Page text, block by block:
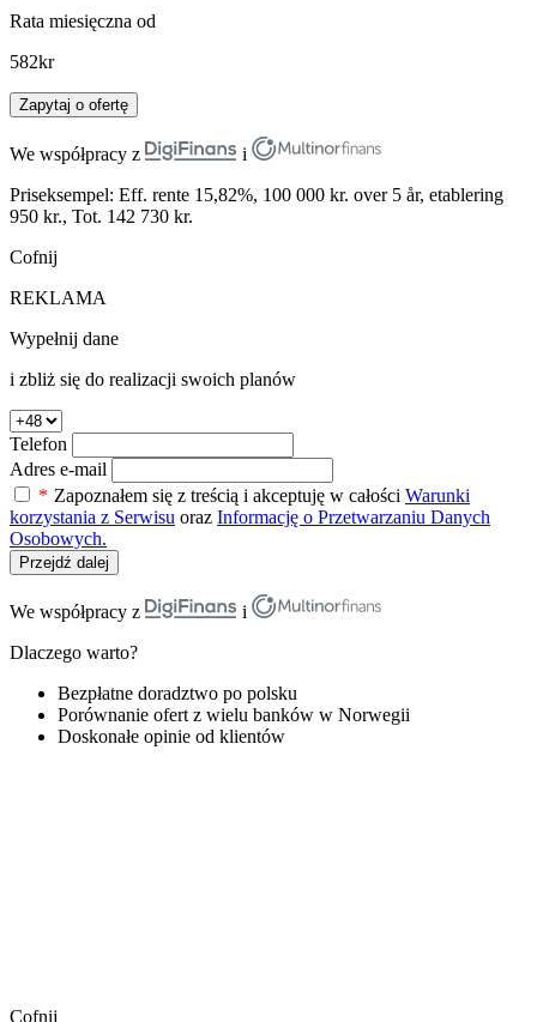
Rata miesięczna od
582kr
Zapytaj o ofertę
We współpracy z
i
Priseksempel: Eff. rente 15,82%, 100 000 kr. over 5 år, etablering
950 kr., Tot. 142 730 kr.
Cofnij
REKLAMA
Wypełnij dane
i zbliż się do realizacji swoich planów
Telefon
Adres e-mail
* Zapoznałem się z treścią i akceptuję w całości Warunki
korzystania z Serwisu oraz Informację o Przetwarzaniu Danych
Osobowych.
Przejdź dalej
We współpracy z
i
Dlaczego warto?
Bezpłatne doradztwo po polsku
Porównanie ofert z wielu banków w Norwegii
Doskonałe opinie od klientów
Cofnij